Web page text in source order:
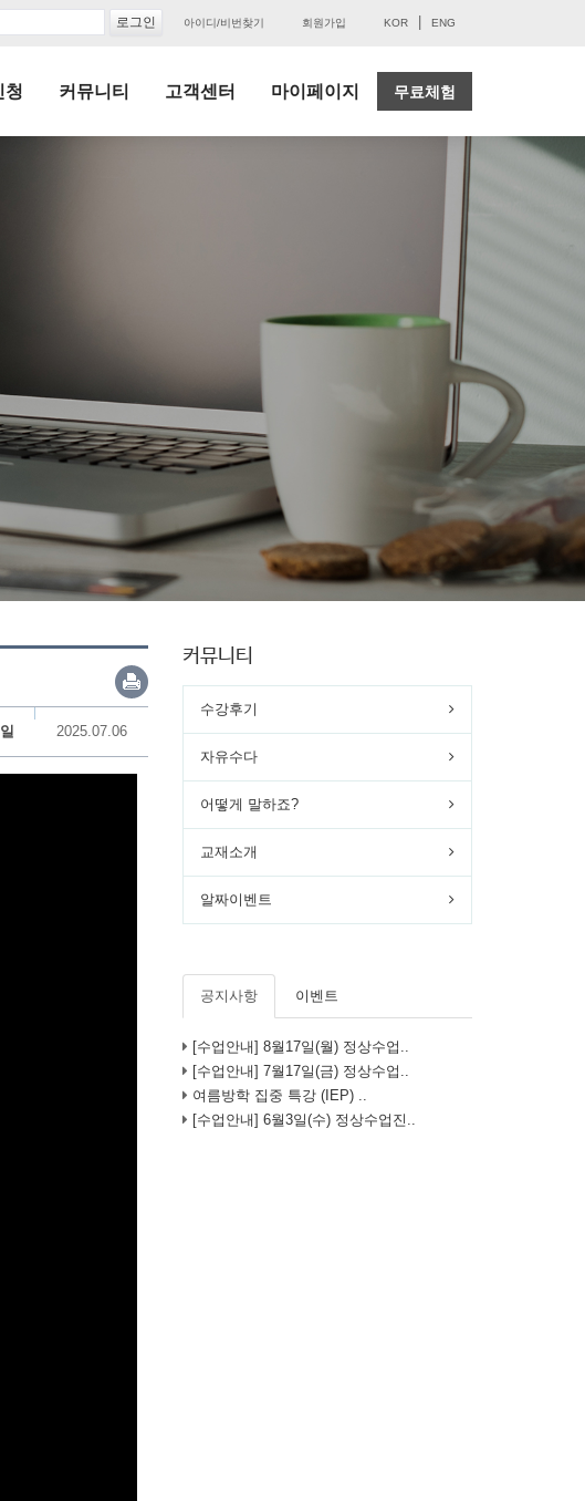
아이디/비번찾기 회원가입 KOR ENG
청 커뮤니티 고객센터 마이페이지 무료체험
2025.07.06
커뮤니티
수강후기
자유수다
어떻게 말하죠?
교재소개
알짜이벤트
공지사항 이벤트
[수업안내] 8월17일(월) 정상수업..
[수업안내] 7월17일(금) 정상수업..
여름방학 집중 특강 (IEP) ..
[수업안내] 6월3일(수) 정상수업진..